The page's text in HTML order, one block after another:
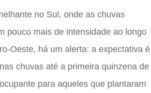
no Sul, onde as chuvas
pouco mais de intensidade ao longo
Oeste, há um alerta: a expectativa é
chuvas até a primeira quinzena de
para aqueles que plantaram